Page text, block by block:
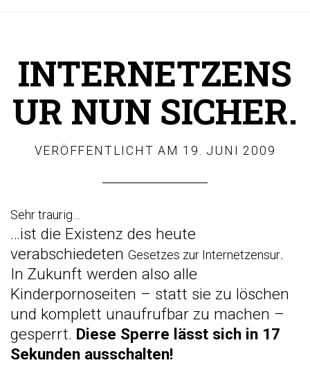
INTERNETZENS
UR NUN SICHER.
VERÖFFENTLICHT AM 19. JUNI 2009
Sehr traurig…
…ist die Existenz des heute
verabschiedeten Gesetzes zur Internetzensur.
In Zukunft werden also alle
Kinderpornoseiten – statt sie zu löschen
und komplett unaufrufbar zu machen –
gesperrt. Diese Sperre lässt sich in 17
Sekunden ausschalten!